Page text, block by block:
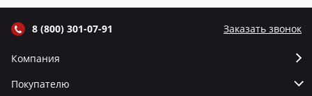
8 (800) 301-07-91 Заказать звонок
Компания
Покупателю